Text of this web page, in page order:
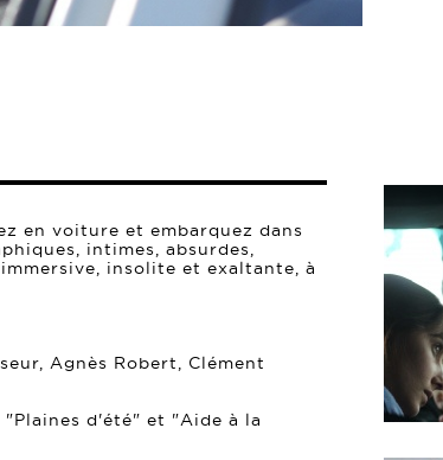
en voiture et embarquez dans
intimes, absurdes,
insolite et exaltante, à
Agnès Robert, Clément
d'été" et "Aide à la